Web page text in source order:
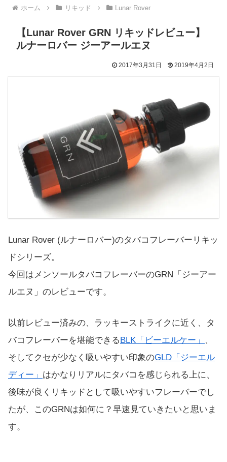
ホーム リキッド Lunar Rover
【Lunar Rover GRN リキッドレビュー】
ルナーロバー ジーアールエヌ
2017年3月31日 2019年4月2日
Lunar Rover (ルナーロバー)のタバコフレーバーリキッ
ドシリーズ。
今回はメンソールタバコフレーバーのGRN「ジーアー
ルエヌ」のレビューです。
以前レビュー済みの、ラッキーストライクに近く、タ
バコフレーバーを堪能できるBLK「ビーエルケー」
、
そしてクセが少なく吸いやすい印象のGLD「ジーエル
ディー」 はかなりリアルにタバコを感じられる上に、
後味が良くリキッドとして吸いやすいフレーバーでし
たが、このGRNは如何に？早速見ていきたいと思いま
す。